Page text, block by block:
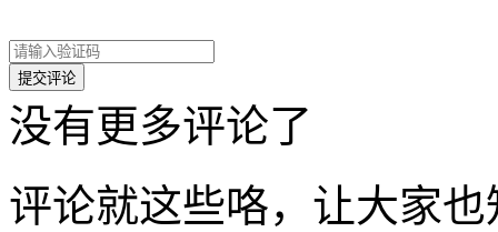
没有更多评论了
评论就这些咯，让大家